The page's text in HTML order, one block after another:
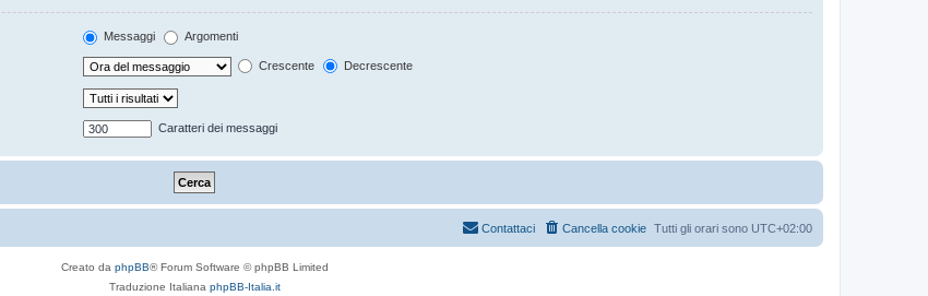
Messaggi Argomenti
Crescente Decrescente
Caratteri dei messaggi
Tutti gli orari sono UTC+02:00
Cancella cookie
Contattaci
Creato da phpBB® Forum Software © phpBB Limited
Traduzione Italiana phpBB-Italia.it